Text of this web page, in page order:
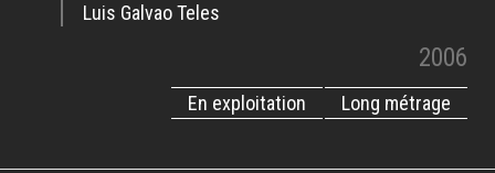
Luis Galvao Teles
2006
Long métrage
En exploitation